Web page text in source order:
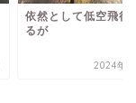
依然として低空飛行
るが
2024年5